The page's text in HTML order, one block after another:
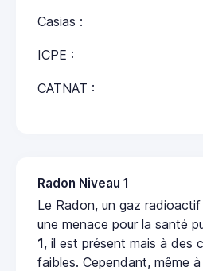
Casias :
ICPE :
CATNAT :
Radon Niveau 1
Le Radon, un gaz
une menace pour la santé
1, il est présent mais à des
faibles. Cependant, même